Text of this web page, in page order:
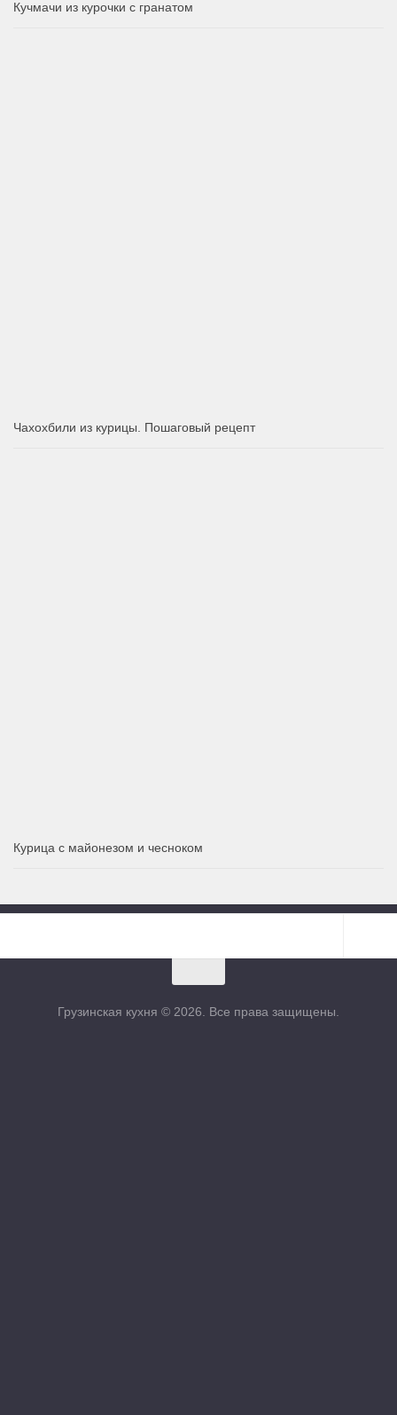
Кучмачи из курочки с гранатом
Чахохбили из курицы. Пошаговый рецепт
Курица с майонезом и чесноком
Грузинская кухня © 2026. Все права защищены.